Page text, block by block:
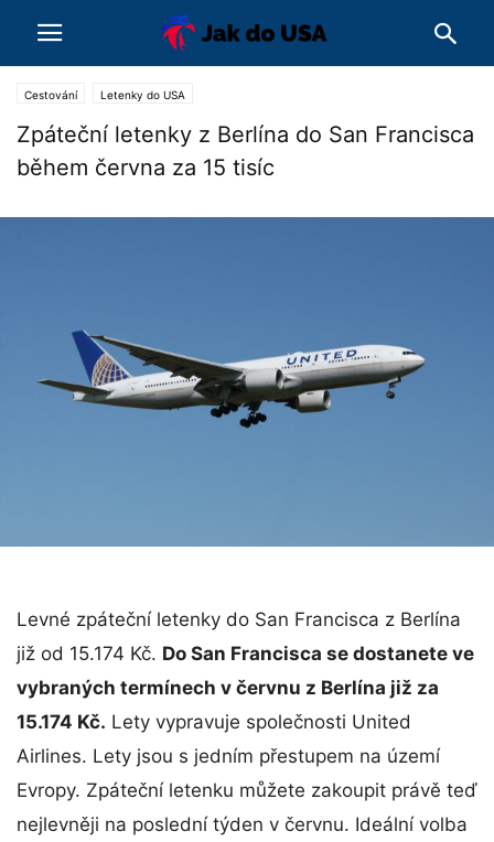
Cestování Letenky do USA
Zpáteční letenky z Berlína do San Francisca
během června za 15 tisíc
Levné zpáteční letenky do San Francisca z Berlína
již od 15.174 Kč. Do San Francisca se dostanete ve
vybraných termínech v červnu z Berlína již za
15.174 Kč. Lety vypravuje společnosti United
Airlines. Lety jsou s jedním přestupem na území
Evropy. Zpáteční letenku můžete zakoupit právě teď
nejlevněji na poslední týden v červnu. Ideální volba